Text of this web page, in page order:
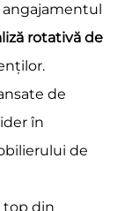
angajamentul
rotativă de
de
în
de
top din